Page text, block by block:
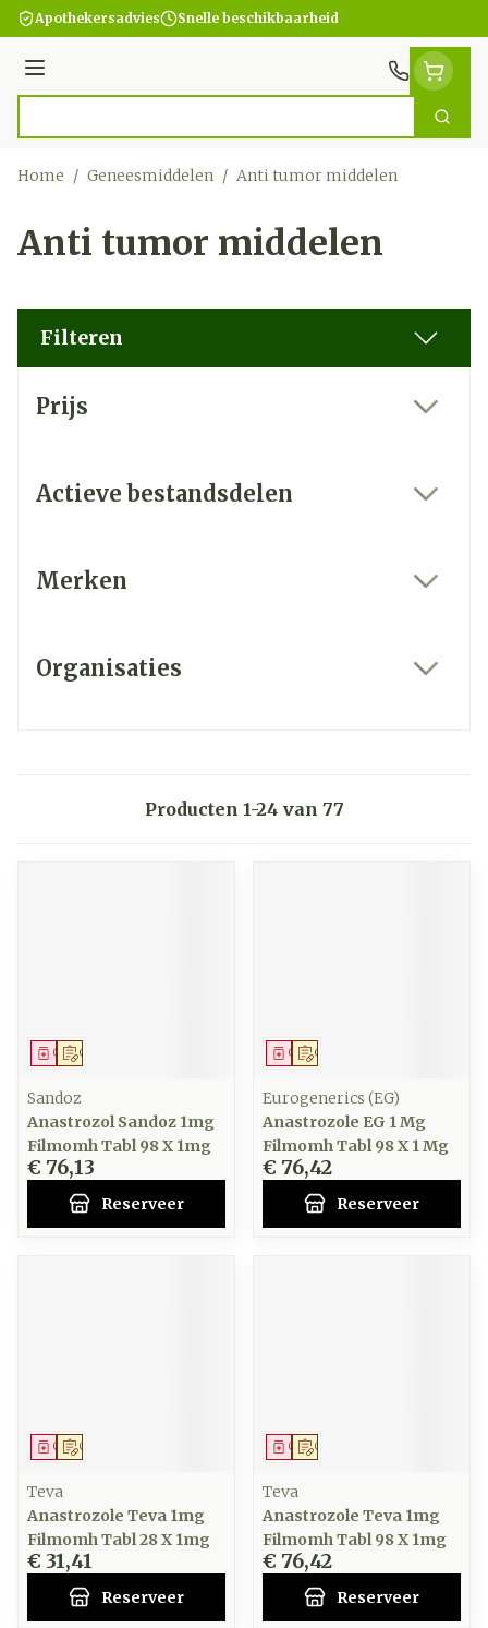
Ga naar de inhoud
Apothekersadvies Snelle beschikbaarheid
Menu
Zoek
Home / Geneesmiddelen / Anti tumor middelen
Anti tumor middelen
Filteren
Prijs
Actieve bestandsdelen
Merken
Organisaties
Producten 1-24 van 77
Op voorschrift
Geneesmiddel
Sandoz
Anastrozol Sandoz 1mg
Filmomh Tabl 98 X 1mg
€ 76,13
Reserveer
Op voorschrift
Geneesmiddel
Eurogenerics (EG)
Anastrozole EG 1 Mg
Filmomh Tabl 98 X 1 Mg
€ 76,42
Reserveer
Op voorschrift
Geneesmiddel
Teva
Anastrozole Teva 1mg
Filmomh Tabl 28 X 1mg
€ 31,41
Reserveer
Op voorschrift
Geneesmiddel
Teva
Anastrozole Teva 1mg
Filmomh Tabl 98 X 1mg
€ 76,42
Reserveer